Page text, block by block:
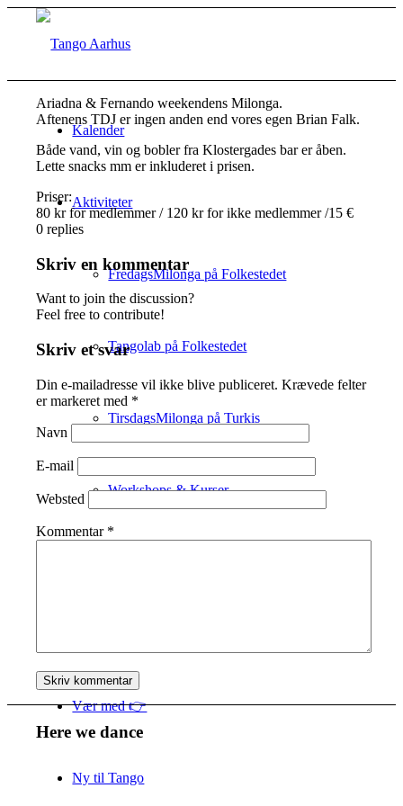
Kalender
Aktiviteter
FredagsMilonga på Folkestedet
Tangolab på Folkestedet
TirsdagsMilonga på Turkis
Workshops & Kurser
Vær med 👉
Ny til Tango
Ariadna & Fernando weekendens Milonga.
Aftenens TDJ er ingen anden end vores egen Brian Falk.
Både vand, vin og bobler fra Klostergades bar er åben.
Lette snacks mm er inkluderet i prisen.
Priser:
80 kr for medlemmer / 120 kr for ikke medlemmer /15 €
0 replies
Skriv en kommentar
Want to join the discussion?
Feel free to contribute!
Skriv et svar
Din e-mailadresse vil ikke blive publiceret. Krævede felter
er markeret med *
Navn
E-mail
Websted
Kommentar *
Here we dance